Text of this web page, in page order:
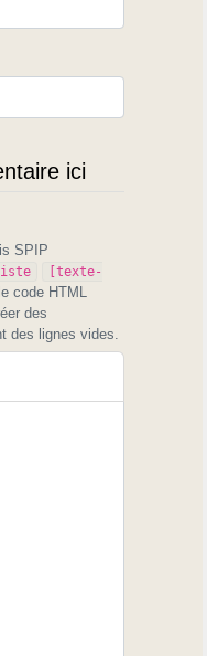
ici
SPIP
[texte-
code HTML
des
des lignes vides.